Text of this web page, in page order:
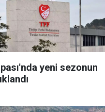
yeni sezonun